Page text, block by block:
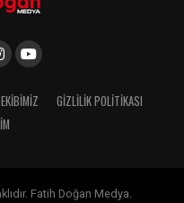
EKIBIMIZ
GIZLILIK POLITIKASI
Fatih Doğan Medya.